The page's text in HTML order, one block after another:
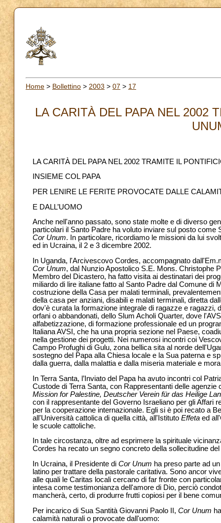
Home > Bollettino > 2003 > 07 > 17
LA CARITÀ DEL PAPA NEL 2002
LA CARITÀ DEL PAPA NEL 2002 TRAMITE IL
INSIEME COL PAPA
PER LENIRE LE FERITE PROVOCATE DALLE
E DALL’UOMO
Anche nell'anno passato, sono state molte e di diverso
particolari il Santo Padre ha voluto inviare sul posto
Cor Unum. In particolare, ricordiamo le missioni da lui
ed in Ucraina, il 2 e 3 dicembre 2002.
In Uganda, l'Arcivescovo Cordes, accompagnato
Cor Unum, dal Nunzio Apostolico S.E. Mons. Christophe
Membro del Dicastero, ha fatto visita ai destinatari dei
miliardo di lire italiane fatto al Santo Padre dal Comune di
costruzione della Casa per malati terminali,
della casa per anziani, disabili e malati terminali, diretta
dov'è curata la formazione integrale di ragazze e ragazzi,
orfani o abbandonati, dello Slum Acholi Quarter, dove
alfabetizzazione, di formazione professionale ed un
Italiana AVSI, che ha una propria sezione nel Paese,
nella gestione dei progetti. Nei numerosi incontri coi
Campo Profughi di Gulu, zona bellica sita al norde
sostegno del Papa alla Chiesa locale e la Sua paterna e
dalla guerra, dalla malattia e dalla miseria materiale e
In Terra Santa, l’Inviato del Papa ha avuto incontri col
Custode di Terra Santa, con Rappresentanti delle agenzie
Mission for Palestine, Deutscher Verein für das Heilige
con il rappresentante del Governo Israeliano per gli Affari
per la cooperazione internazionale. Egli si è poi recato a
all'Università cattolica di quella città, all'Istituto Effeta ed
le scuole cattoliche.
In tale circostanza, oltre ad esprimere la spirituale
Cordes ha recato un segno concreto della sollecitudine
In Ucraina, il Presidente di Cor Unum ha preso parte ad
latino per trattare della pastorale caritativa. Sono ancor
alle quali le Caritas locali cercano di far fronte con
intesa come testimonianza dell'amore di Dio, perciò
mancherà, certo, di produrre frutti copiosi per il bene
Per incarico di Sua Santità Giovanni Paolo II, Cor Unum
calamità naturali o provocate dall'uomo: